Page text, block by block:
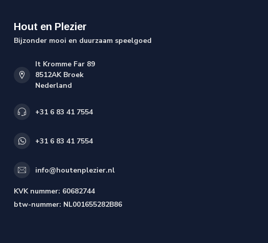
Hout en Plezier
Bijzonder mooi en duurzaam speelgoed
It Kromme Far 89
8512AK Broek
Nederland
+31 6 83 41 7554
+31 6 83 41 7554
info@houtenplezier.nl
KVK nummer: 60682744
btw-nummer: NL001655282B86